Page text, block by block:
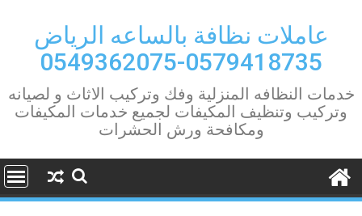
contentعاملات نظافة بالساعه الرياض
0579418735-0549362075
خدمات النظافه المنزلية وفك وتركيب الاثاث و لصيانه
وتركيب وتنظيف المكيفات لجميع خدمات المكيفات
ومكافحة ورش الحشرات